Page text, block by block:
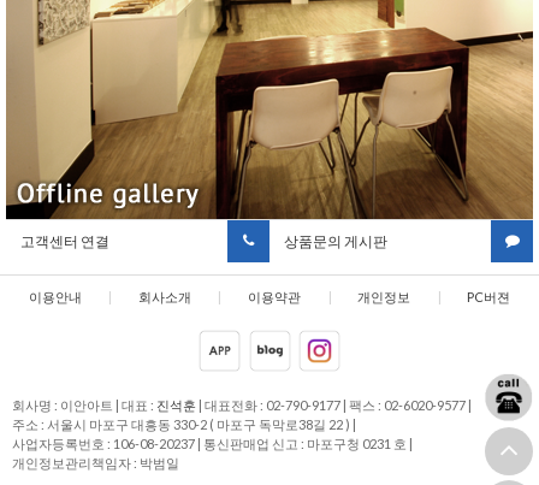
고객센터 연결 상품문의 게시판
이용안내 회사소개 이용약관 개인정보 PC버젼
회사명 : 이안아트 대표 : 진석훈 대표전화 : 02-790-9177 팩스 : 02-6020-9577
주소 : 서울시 마포구 대흥동 330-2 ( 마포구 독막로38길 22 )
사업자등록번호 : 106-08-20237
통신판매업 신고 : 마포구청 0231 호
개인정보관리책임자 : 박범일